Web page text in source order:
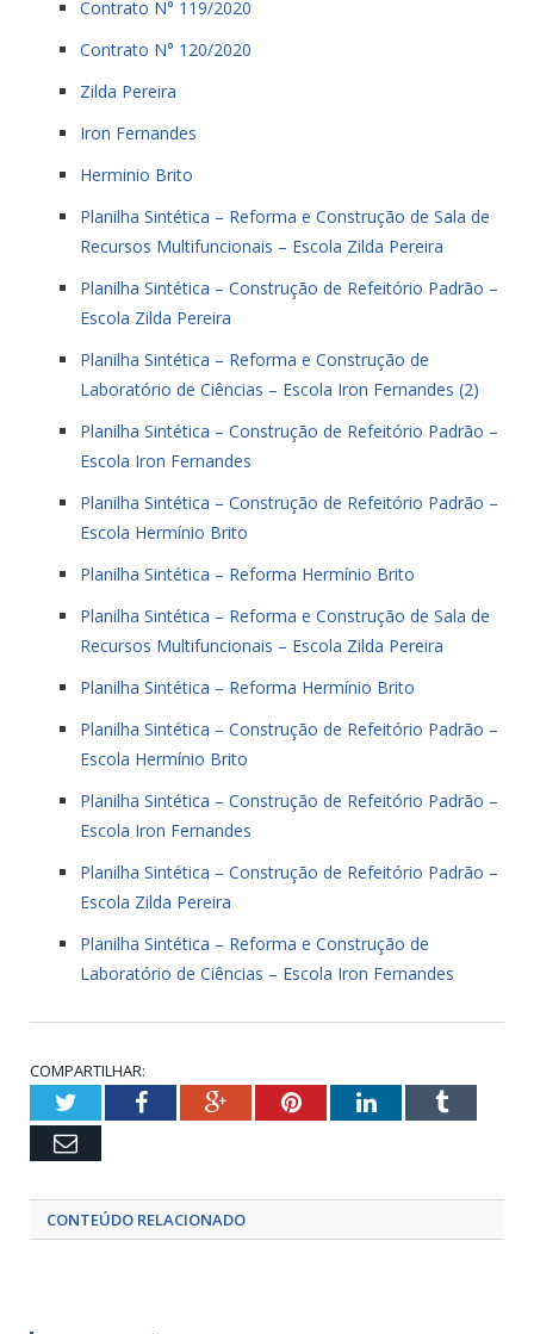
Contrato N° 119/2020
Contrato N° 120/2020
Zilda Pereira
Iron Fernandes
Herminio Brito
Planilha Sintética – Reforma e Construção de Sala de
Recursos Multifuncionais – Escola Zilda Pereira
Planilha Sintética – Construção de Refeitório Padrão –
Escola Zilda Pereira
Planilha Sintética – Reforma e Construção de
Laboratório de Ciências – Escola Iron Fernandes (2)
Planilha Sintética – Construção de Refeitório Padrão –
Escola Iron Fernandes
Planilha Sintética – Construção de Refeitório Padrão –
Escola Hermínio Brito
Planilha Sintética – Reforma Hermínio Brito
Planilha Sintética – Reforma e Construção de Sala de
Recursos Multifuncionais – Escola Zilda Pereira
Planilha Sintética – Reforma Hermínio Brito
Planilha Sintética – Construção de Refeitório Padrão –
Escola Hermínio Brito
Planilha Sintética – Construção de Refeitório Padrão –
Escola Iron Fernandes
Planilha Sintética – Construção de Refeitório Padrão –
Escola Zilda Pereira
Planilha Sintética – Reforma e Construção de
Laboratório de Ciências – Escola Iron Fernandes
COMPARTILHAR:
TwitterFacebookGoogle+PinterestLinkedInTumblr
Email
CONTEÚDO RELACIONADO